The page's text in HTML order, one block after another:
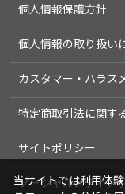
個人情報保護方針
個人情報の取り扱い
カスタマー・ハラス
特定商取引法に関す
サイトポリシー
ソーシャルメディア
当サイトでは利用体